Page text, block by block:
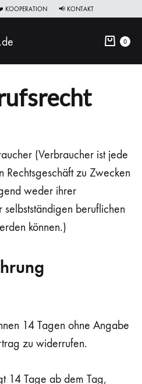
KOOPERATION 📢 KONTAKT
0
(Verbraucher ist jede
Rechtsgeschäft zu Zwecken
weder ihrer
beruflichen
können.)
14 Tagen ohne Angabe
zu widerrufen.
14 Tage ab dem Tag,